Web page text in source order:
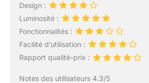
Design :
Luminosité :
Fonctionnalités :
Facilité d’utilisation :
Rapport qualité-prix :
Notes des utilisateurs 4.3/5